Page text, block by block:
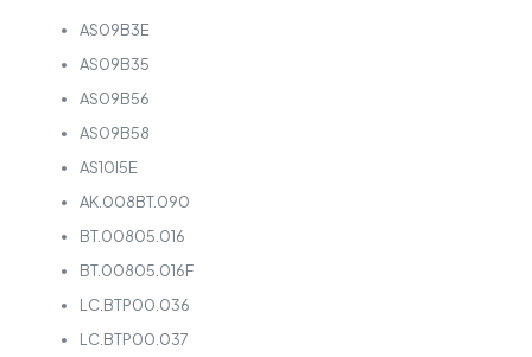
AS09B3E
AS09B35
AS09B56
AS09B58
AS10I5E
AK.008BT.090
BT.00805.016
BT.00805.016F
LC.BTP00.036
LC.BTP00.037